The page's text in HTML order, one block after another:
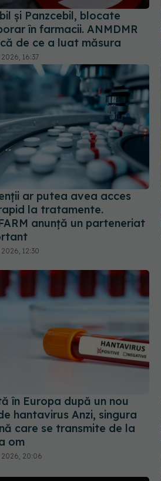
și Panzcebil, blocate
în farmacii. ANMDMR
de ce a luat măsura
16:37
ar putea avea acces
la tratamente.
anunță un parteneriat
12:30
în Europa după un nou
hantavirus Anzi, singura
care se transmite de la
om
20:06